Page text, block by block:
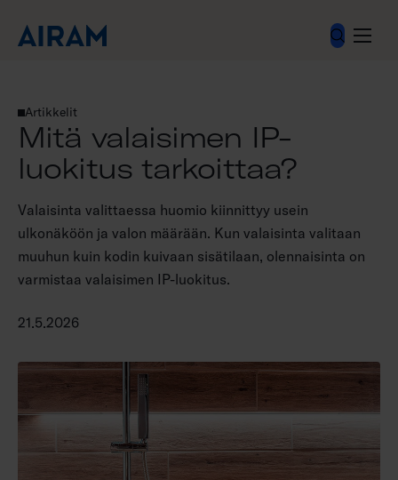
sisältöön
Artikkelit
Mitä valaisimen IP-luokitus tarkoittaa?
Mitä valaisimen IP-
luokitus tarkoittaa?
Valaisinta valittaessa huomio kiinnittyy usein
ulkonäköön ja valon määrään. Kun valaisinta valitaan
muuhun kuin kodin kuivaan sisätilaan, olennaisinta on
varmistaa valaisimen IP-luokitus.
21.5.2026